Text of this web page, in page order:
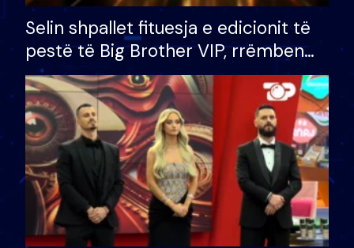
Selin shpallet fituesja e edicionit të
pestë të Big Brother VIP, rrëmben
çmimin e madh prej 100 mijë eurosh